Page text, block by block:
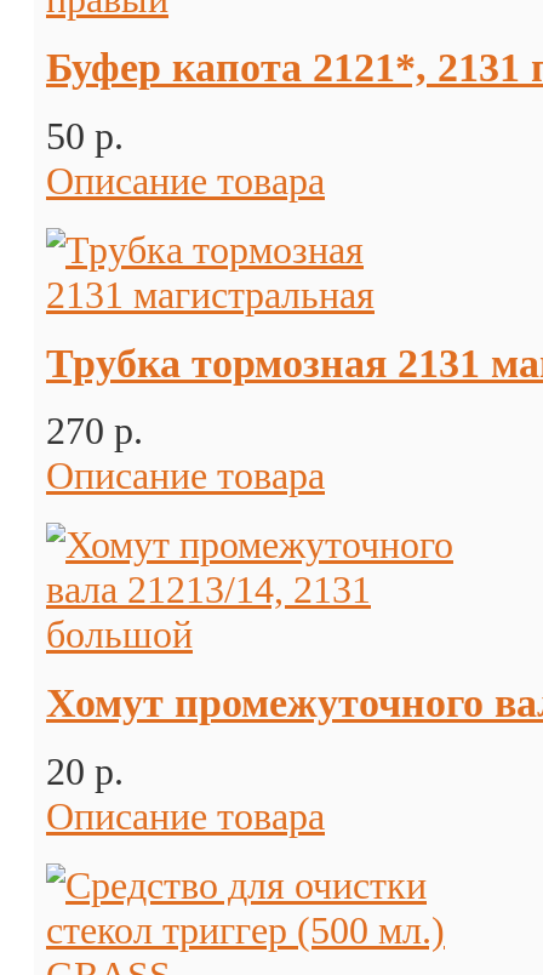
Буфер капота 2121*,
50 p.
Описание товара
Трубка тормозная 2131
270 p.
Описание товара
Хомут промежуточного
20 p.
Описание товара